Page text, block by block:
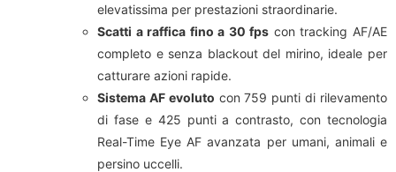
elevatissima per prestazioni straordinarie.
Scatti a raffica fino a 30 fps con tracking AF/AE
completo e senza blackout del mirino, ideale per
catturare azioni rapide.
Sistema AF evoluto con 759 punti di rilevamento
di fase e 425 punti a contrasto, con tecnologia
Real-Time Eye AF avanzata per umani, animali e
persino uccelli.